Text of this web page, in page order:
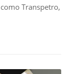
como Transpetro,